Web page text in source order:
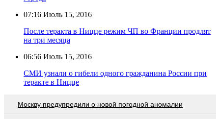
07:16 Июль 15, 2016
После теракта в Ницце режим ЧП во Франции продлят
на три месяца
06:56 Июль 15, 2016
СМИ узнали о гибели одного гражданина России при
теракте в Ницце
Москву предупредили о новой погодной аномалии